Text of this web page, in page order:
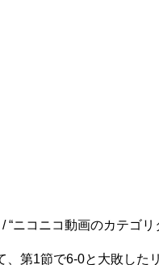
ニコニコ動画のカテゴ
第1節で6-0と大敗した